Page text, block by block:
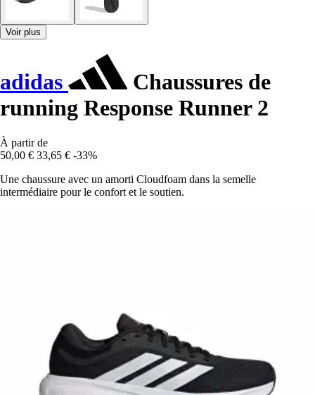
Voir plus
adidas
Chaussures de
running Response Runner 2
À partir de
50,00 € 33,65 € -33%
Une chaussure avec un amorti Cloudfoam dans la semelle
intermédiaire pour le confort et le soutien.